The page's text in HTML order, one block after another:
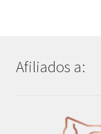
Afiliados a: